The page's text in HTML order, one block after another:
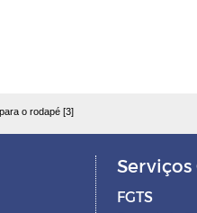
o rodapé [3]
FGTS